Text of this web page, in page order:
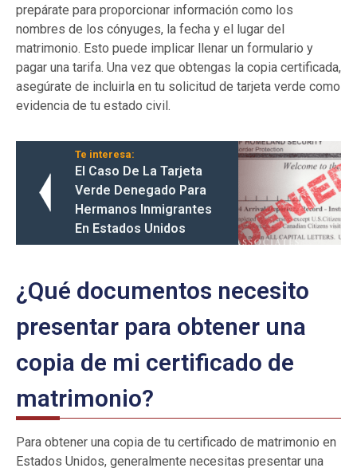
prepárate para proporcionar información como los
nombres de los cónyuges, la fecha y el lugar del
matrimonio. Esto puede implicar llenar un formulario y
pagar una tarifa. Una vez que obtengas la copia certificada,
asegúrate de incluirla en tu solicitud de tarjeta verde como
evidencia de tu estado civil.
Te interesa:
El Caso De La Tarjeta
Verde Denegado Para
Hermanos Inmigrantes
En Estados Unidos
¿Qué documentos necesito
presentar para obtener una
copia de mi certificado de
matrimonio?
Para obtener una copia de tu certificado de matrimonio en
Estados Unidos, generalmente necesitas presentar una